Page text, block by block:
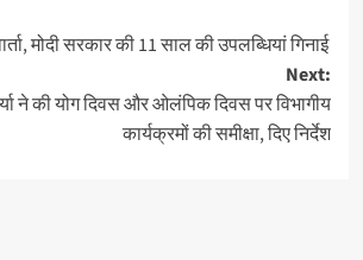
मोदी सरकार की 11 साल की उपलब्धियां गिनाई
Next:
ने की योग दिवस और ओलंपिक दिवस पर विभागीय
कार्यक्रमों की समीक्षा, दिए निर्देश